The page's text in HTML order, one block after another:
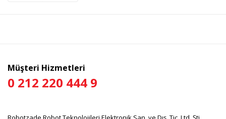
Müşteri Hizmetleri
0 212 220 444 9